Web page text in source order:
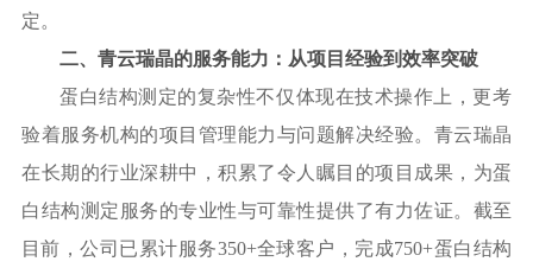
定。
二、青云瑞晶的服务能力：从项目经验到效率突破
蛋白结构测定的复杂性不仅体现在技术操作上，更考
验着服务机构的项目管理能力与问题解决经验。青云瑞晶
在长期的行业深耕中，积累了令人瞩目的项目成果，为蛋
白结构测定服务的专业性与可靠性提供了有力佐证。截至
目前，公司已累计服务350+全球客户，完成750+蛋白结构